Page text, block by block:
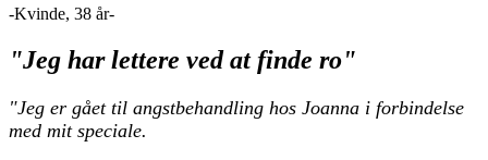
-Kvinde, 38 år-
"Jeg har lettere ved at finde ro"
"Jeg er gået til angstbehandling hos Joanna i forbindelse
med mit speciale.